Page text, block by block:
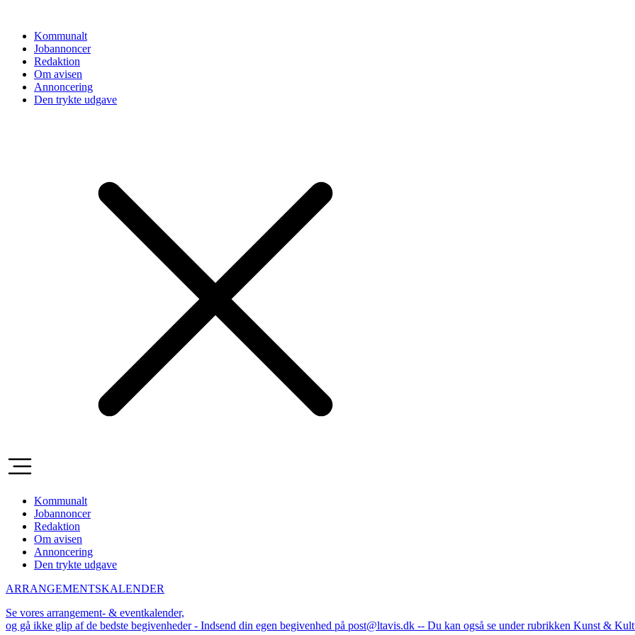
indholdKommunalt
Jobannoncer
Redaktion
Om avisen
Annoncering
Den trykte udgave
Kommunalt
Jobannoncer
Redaktion
Om avisen
Annoncering
Den trykte udgave
ARRANGEMENTSKALENDER
Se vores arrangement- & eventkalender,
og gå ikke glip af de bedste begivenheder - Indsend din egen begivenhed på post@ltavis.dk -- Du kan også se under rubrikken Kunst &